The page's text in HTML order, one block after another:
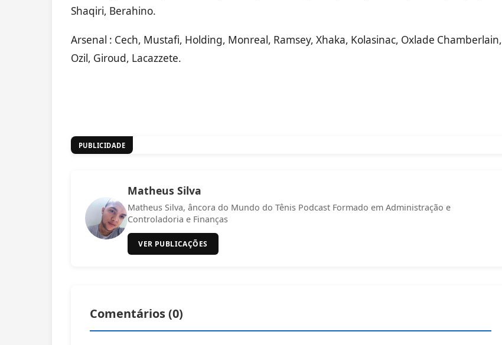
Shaqiri, Berahino.
Arsenal : Cech, Mustafi, Holding, Monreal, Ramsey, Xhaka, Kolasinac, Oxlade Chamberlain,
Ozil, Giroud, Lacazzete.
PUBLICIDADE
Matheus Silva
Matheus Silva, âncora do Mundo do Tênis Podcast Formado em Administração e
Controladoria e Finanças
VER PUBLICAÇÕES
Comentários (0)